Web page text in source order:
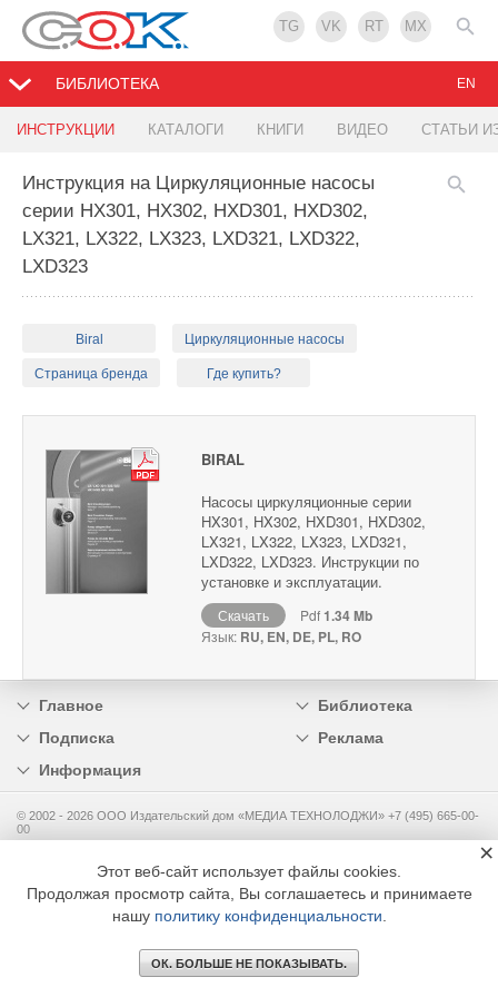
TG VK RT MX
БИБЛИОТЕКА
ИНСТРУКЦИИ КАТАЛОГИ КНИГИ ВИДЕО СТАТЬИ
EN
Инструкция на Циркуляционные насосы
серии HX301, HX302, HXD301, HXD302,
LX321, LX322, LX323, LXD321, LXD322,
LXD323
Biral Циркуляционные насосы
Страница бренда Где купить?
BIRAL
Насосы циркуляционные серии
HX301, HX302, HXD301, HXD302,
LX321, LX322, LX323, LXD321,
LXD322, LXD323. Инструкции по
установке и эксплуатации.
Скачать Pdf1.34 Mb
Язык: RU, EN, DE, PL, RO
Главное
Библиотека
Подписка
Реклама
Информация
© 2002 - 2026 OOO Издательский дом «МЕДИА ТЕХНОЛОДЖИ» +7 (495) 665-00-
00
Этот веб-сайт использует файлы cookies.
Продолжая просмотр сайта, Вы соглашаетесь и принимаете
нашу политику конфиденциальности
ОК. БОЛЬШЕ НЕ ПОКАЗЫВАТЬ.
×